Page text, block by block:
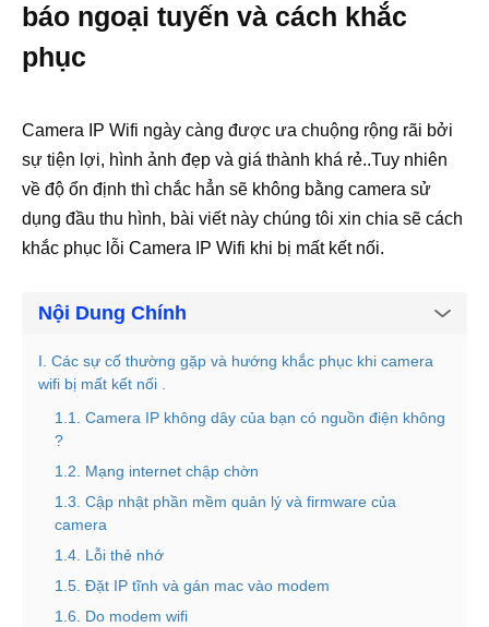
báo ngoại tuyến và cách khắc
phục
Camera IP Wifi ngày càng được ưa chuộng rộng rãi bởi
sự tiện lợi, hình ảnh đẹp và giá thành khá rẻ..Tuy nhiên
về độ ổn định thì chắc hẳn sẽ không bằng camera sử
dụng đầu thu hình, bài viết này chúng tôi xin chia sẽ cách
khắc phục lỗi Camera IP Wifi khi bị mất kết nối.
Nội Dung Chính
I. Các sự cố thường gặp và hướng khắc phục khi camera
wifi bị mất kết nối .
1.1. Camera IP không dây của bạn có nguồn điện không
?
1.2. Mạng internet chập chờn
1.3. Cập nhật phần mềm quản lý và firmware của
camera
1.4. Lỗi thẻ nhớ
1.5. Đặt IP tĩnh và gán mac vào modem
1.6. Do modem wifi